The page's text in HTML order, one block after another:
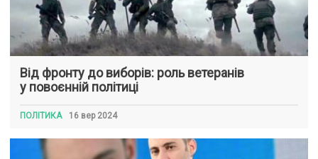
Від фронту до виборів: роль ветеранів
у повоєнній політиці
ПОЛІТИКА 16 вер 2024